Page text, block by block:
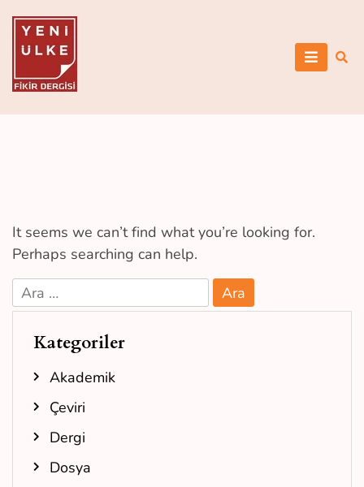
content
Yeni Ülke
It seems we can’t find what you’re looking for.
Perhaps searching can help.
Arama:
Kategoriler
Akademik
Çeviri
Dergi
Dosya